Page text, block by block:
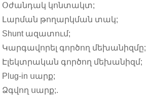
Օժանդակ կոնտակտ;
Լարման թողարկման տակ;
Shunt ազատում;
Կարգավորել գործող մեխանիզմը;
Էլեկտրական գործող մեխանիզմ;
Plug-in սարք;
Ձգվող սարք;.